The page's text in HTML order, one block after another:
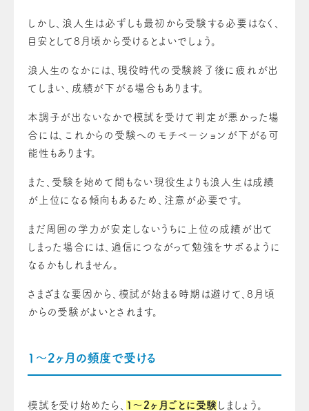
しかし、浪人生は必ずしも最初から受験する必要はなく、
目安として8月頃から受けるとよいでしょう。
浪人生のなかには、現役時代の受験終了後に疲れが出
てしまい、成績が下がる場合もあります。
本調子が出ないなかで模試を受けて判定が悪かった場
合には、これからの受験へのモチベーションが下がる可
能性もあります。
また、受験を始めて間もない現役生よりも浪人生は成績
が上位になる傾向もあるため、注意が必要です。
まだ周囲の学力が安定しないうちに上位の成績が出て
しまった場合には、過信につながって勉強をサボるように
なるかもしれません。
さまざまな要因から、模試が始まる時期は避けて、8月頃
からの受験がよいとされます。
1～2ヶ月の頻度で受ける
模試を受け始めたら、 1～2ヶ月ごとに受験 しましょう。